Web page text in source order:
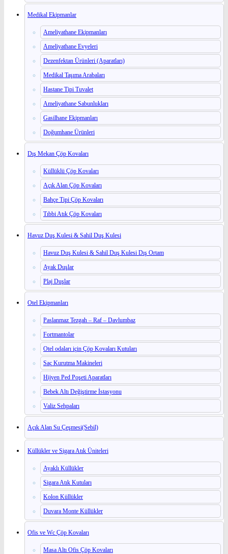
Medikal Ekipmanlar
Ameliyathane Ekipmanları
Ameliyathane Evyeleri
Dezenfektan Ürünleri (Aparatları)
Medikal Taşıma Arabaları
Hastane Tipi Tuvalet
Ameliyathane Sabunlukları
Gasilhane Ekipmanları
Doğumhane Ürünleri
Dış Mekan Çöp Kovaları
Küllüklü Çöp Kovaları
Açık Alan Çöp Kovaları
Bahçe Tipi Çöp Kovaları
Tıbbi Atık Çöp Kovaları
Havuz Duş Kulesi & Sahil Duş Kulesi
Havuz Duş Kulesi & Sahil Duş Kulesi Dış Ortam
Ayak Duşlar
Plaj Duşlar
Otel Ekipmanları
Paslanmaz Tezgah – Raf – Davlumbaz
Fortmantolar
Otel odaları için Çöp Kovaları Kutuları
Saç Kurutma Makineleri
Hijyen Ped Poşeti Aparatları
Bebek Altı Değiştirme İstasyonu
Valiz Sehpaları
Açık Alan Su Çeşmesi(Sebil)
Küllükler ve Sigara Atık Üniteleri
Ayaklı Küllükler
Sigara Atık Kutuları
Kolon Küllükler
Duvara Monte Küllükler
Ofis ve Wc Çöp Kovaları
Masa Altı Ofis Çöp Kovaları